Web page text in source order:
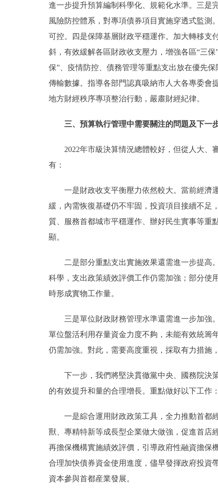
進一步提升預算編制科學化、規範化水準。三是
風險防控體系，對專項債券項目實施穿透式監
可控。四是保障基層財政平穩運作。加大轉移支
斜，有效緩解各區財政收支壓力，增強各區“三
保”、疫情防控、債務管理等重點支出放在優先
傳輸數據。指導各部門認真吸納市人大各專委會
地方財經秩序專項整治行動，嚴肅財經紀律。
三、預算執行管理中需要關注的問題及下一
2022年市級決算情況總體較好，但從人大、
有：
一是財政收支平衡壓力依然較大。當前經濟運
緩，內需恢復基礎仍不牢固，投資項目接續不足
質、服務首都城市平穩運作、辦好民生實事等重
顯。
二是部分重點支出實施效果還需進一步提高。
科學，支出政策績效評價工作仍需加強；部分使
時形成實物工作量。
三是單位財政財務管理水準還需進一步加強。
單位盤活利用存量資金力度不夠，未能有效統籌
仍需加強。對此，需要高度重視，採取有力措施
下一步，我們將堅決貫徹黨中央、國務院決策
的有效提升和量的合理增長。重點做好以下工作
一是綜合運用財政政策工具，全力推動首都經
獸、專精特新等成長型企業做大做強，促進首店
再擔保機構實施績效評價，引導政府性融資擔保
合理加快債券資金使用進度，儘早發揮政府投資
資本參與首都産業發展。